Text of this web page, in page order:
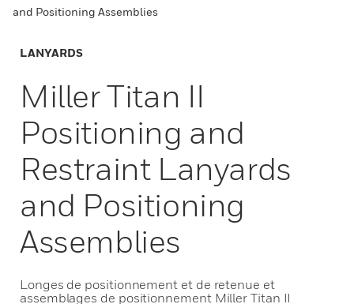
and Positioning Assemblies
LANYARDS
Miller Titan II
Positioning and
Restraint Lanyards
and Positioning
Assemblies
Longes de positionnement et de retenue et
assemblages de positionnement Miller Titan II